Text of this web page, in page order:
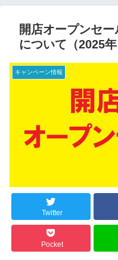
開店オープンセ
について（2025年
キャンペーン情報
Twitter
Pocket